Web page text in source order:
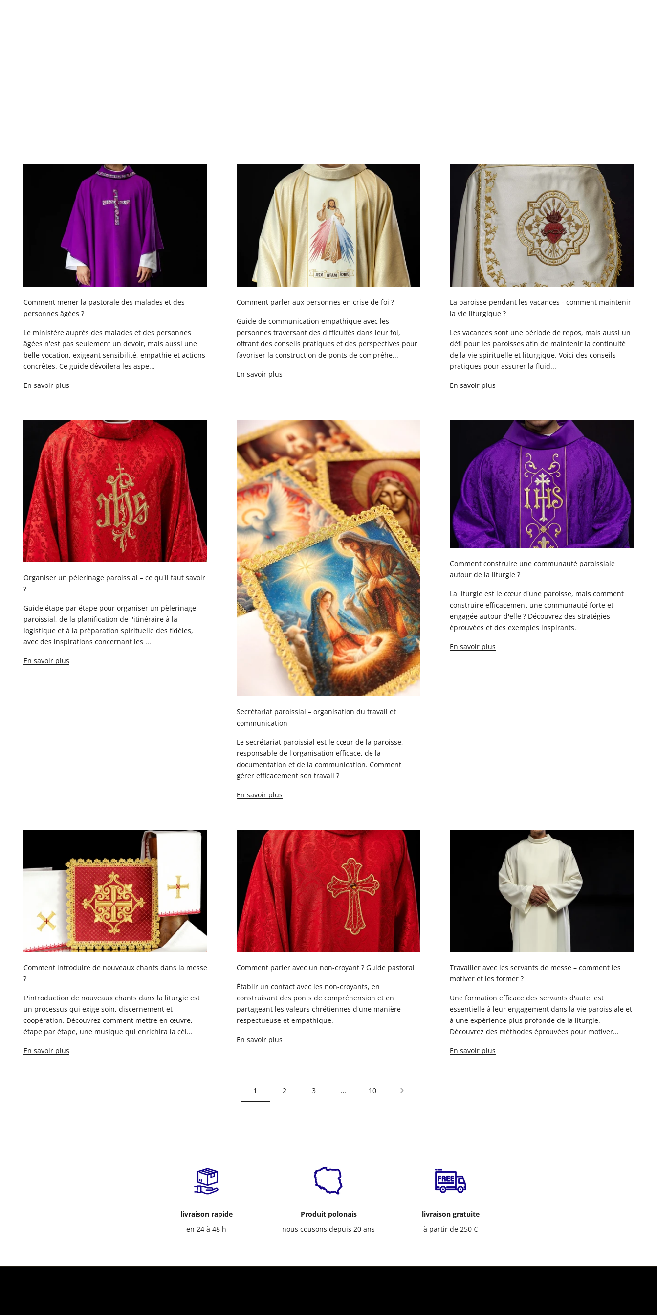
Comment mener la pastorale des malades et des
personnes âgées ?
Le ministère auprès des malades et des personnes
âgées n'est pas seulement un devoir, mais aussi une
belle vocation, exigeant sensibilité, empathie et actions
concrètes. Ce guide dévoilera les aspe...
En savoir plus
Comment parler aux personnes en crise de foi ?
Guide de communication empathique avec les
personnes traversant des difficultés dans leur foi,
offrant des conseils pratiques et des perspectives pour
favoriser la construction de ponts de compréhe...
En savoir plus
La paroisse pendant les vacances - comment maintenir
la vie liturgique ?
Les vacances sont une période de repos, mais aussi un
défi pour les paroisses afin de maintenir la continuité
de la vie spirituelle et liturgique. Voici des conseils
pratiques pour assurer la fluid...
En savoir plus
Organiser un pèlerinage paroissial – ce qu'il faut savoir
?
Guide étape par étape pour organiser un pèlerinage
paroissial, de la planification de l'itinéraire à la
logistique et à la préparation spirituelle des fidèles,
avec des inspirations concernant les ...
En savoir plus
Secrétariat paroissial – organisation du travail et
communication
Le secrétariat paroissial est le cœur de la paroisse,
responsable de l'organisation efficace, de la
documentation et de la communication. Comment
gérer efficacement son travail ?
En savoir plus
Comment construire une communauté paroissiale
autour de la liturgie ?
La liturgie est le cœur d'une paroisse, mais comment
construire efficacement une communauté forte et
engagée autour d'elle ? Découvrez des stratégies
éprouvées et des exemples inspirants.
En savoir plus
Comment introduire de nouveaux chants dans la messe
?
L'introduction de nouveaux chants dans la liturgie est
un processus qui exige soin, discernement et
coopération. Découvrez comment mettre en œuvre,
étape par étape, une musique qui enrichira la cél...
En savoir plus
Comment parler avec un non-croyant ? Guide pastoral
Établir un contact avec les non-croyants, en
construisant des ponts de compréhension et en
partageant les valeurs chrétiennes d'une manière
respectueuse et empathique.
En savoir plus
Travailler avec les servants de messe – comment les
motiver et les former ?
Une formation efficace des servants d'autel est
essentielle à leur engagement dans la vie paroissiale et
à une expérience plus profonde de la liturgie.
Découvrez des méthodes éprouvées pour motiver...
En savoir plus
1 2 3 … 10
livraison rapide
en 24 à 48 h
Produit polonais
nous cousons depuis 20 ans
livraison gratuite
à partir de 250 €